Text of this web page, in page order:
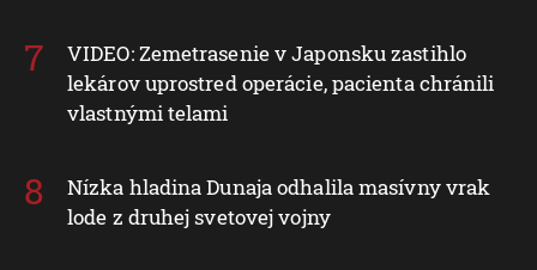
VIDEO: Zemetrasenie v Japonsku zastihlo
lekárov uprostred operácie, pacienta chránili
vlastnými telami
Nízka hladina Dunaja odhalila masívny vrak
lode z druhej svetovej vojny